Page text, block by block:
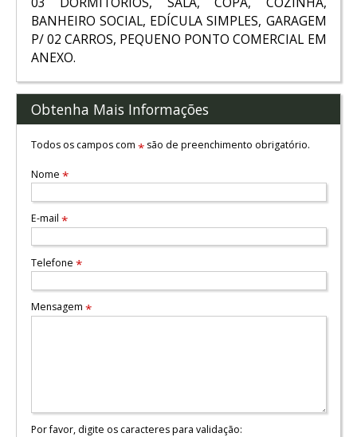
BANHEIRO SOCIAL, EDÍCULA SIMPLES, GARAGEM
P/ 02 CARROS, PEQUENO PONTO COMERCIAL EM
ANEXO.
Obtenha Mais Informações
Todos os campos com *são de preenchimento obrigatório.
Nome *
E-mail *
Telefone *
Mensagem *
Por favor, digite os caracteres para validação: